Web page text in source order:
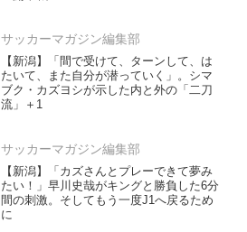
サッカーマガジン編集部
【新潟】「間で受けて、ターンして、は
たいて、また自分が潜っていく」。シマ
ブク・カズヨシが示した内と外の「二刀
流」＋1
サッカーマガジン編集部
【新潟】「カズさんとプレーできて夢み
たい！」早川史哉がキングと勝負した6分
間の刺激。そしてもう一度J1へ戻るため
に